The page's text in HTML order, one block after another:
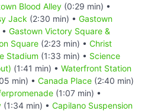
Blood Alley (0:29 min) •
Jack (2:30 min) • Gastown
Gastown Victory Square &
Square (2:23 min) • Christ
Stadium (1:33 min) • Science
(1:41 min) • Waterfront Station
min) • Canada Place (2:40 min)
(1:07 min) •
(1:34 min) • Capilano Suspension